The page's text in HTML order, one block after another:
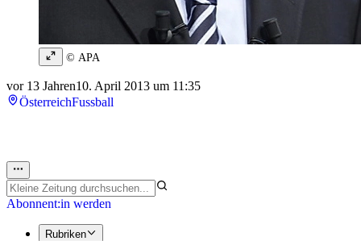
© APA
vor 13 Jahren10. April 2013 um 11:35
ÖsterreichFussball
Abonnent:in werden
Rubriken